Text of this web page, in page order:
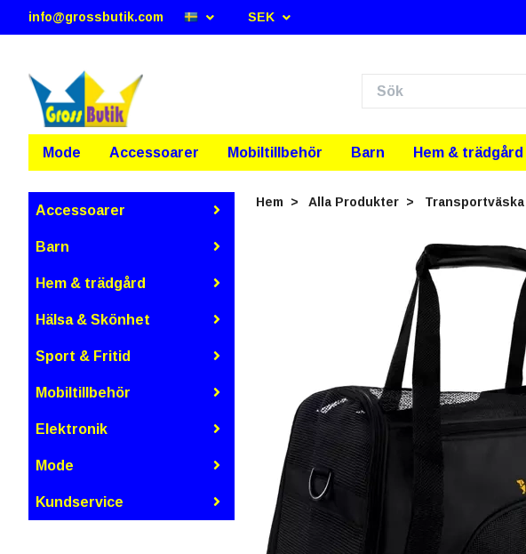
info@grossbutik.com SEK
Mode Accessoarer Mobiltillbehör Barn Hem & trädgård
Accessoarer
Barn
Hem & trädgård
Hälsa & Skönhet
Sport & Fritid
Mobiltillbehör
Elektronik
Mode
Kundservice
Hem Alla Produkter Transportväska